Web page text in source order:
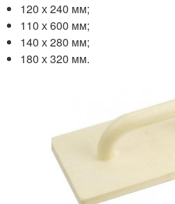
120 х 240 мм;
110 х 600 мм;
140 х 280 мм;
180 х 320 мм.